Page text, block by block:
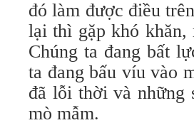
đó làm được điều
lại thì gặp khó
Chúng ta đang bất
ta đang bấu víu vào
đã lỗi thời và những
mò mẫm.